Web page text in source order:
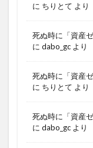
に ちりとて より
死ぬ時に「資産
に dabo_gc より
死ぬ時に「資産
に ちりとて より
死ぬ時に「資産
に dabo_gc より